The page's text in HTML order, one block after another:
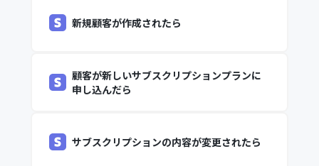
新規顧客が作成されたら
顧客が新しいサブスクリプションプランに
申し込んだら
サブスクリプションの内容が変更されたら